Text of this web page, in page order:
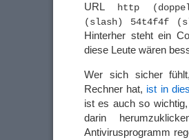
URL
http
(slash) 54t4f4f
Hinterher steht ein
diese Leute wären
Wer sich sicher
Rechner hat, ist in
ist es auch so
darin
Antivirusprogramm